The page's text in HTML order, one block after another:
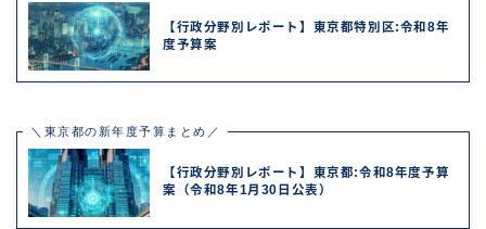
【行政分野別レポート】東京都特別区:令和8年
度予算案
＼東京都の新年度予算まとめ／
【行政分野別レポート】東京都:令和8年度予算
案（令和8年1月30日公表）